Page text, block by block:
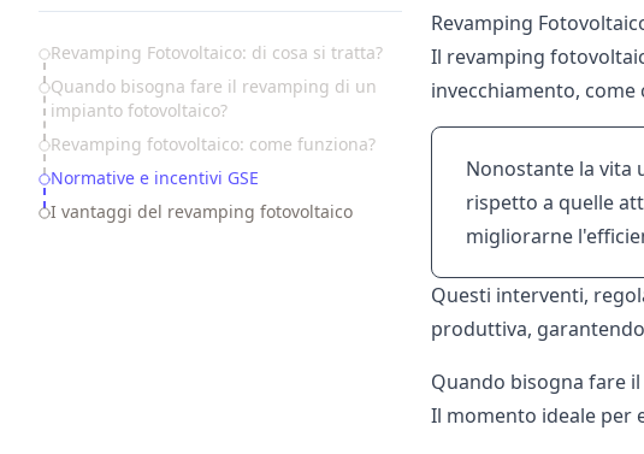
Table of Contents
Revamping Fotovoltaico: di cosa si tratta?
Quando bisogna fare il revamping di un
impianto fotovoltaico?
Revamping fotovoltaico: come funziona?
Normative e incentivi GSE
I vantaggi del revamping fotovoltaico
Revamping
Il revamping
invecchiamento,
Nonostante la vita
rispetto a quelle
migliorarne
Questi interventi,
produttiva,
Quando bisogna fare
Il momento ideale per